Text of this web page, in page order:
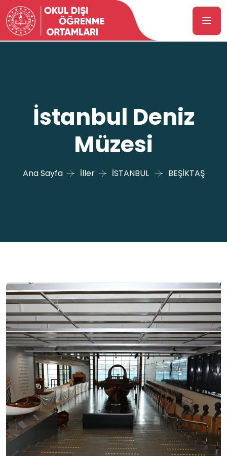
İstanbul Deniz
Müzesi
Ana Sayfa İller İSTANBUL BEŞİKTAŞ